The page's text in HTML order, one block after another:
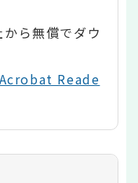
ら無償でダウ
Reade